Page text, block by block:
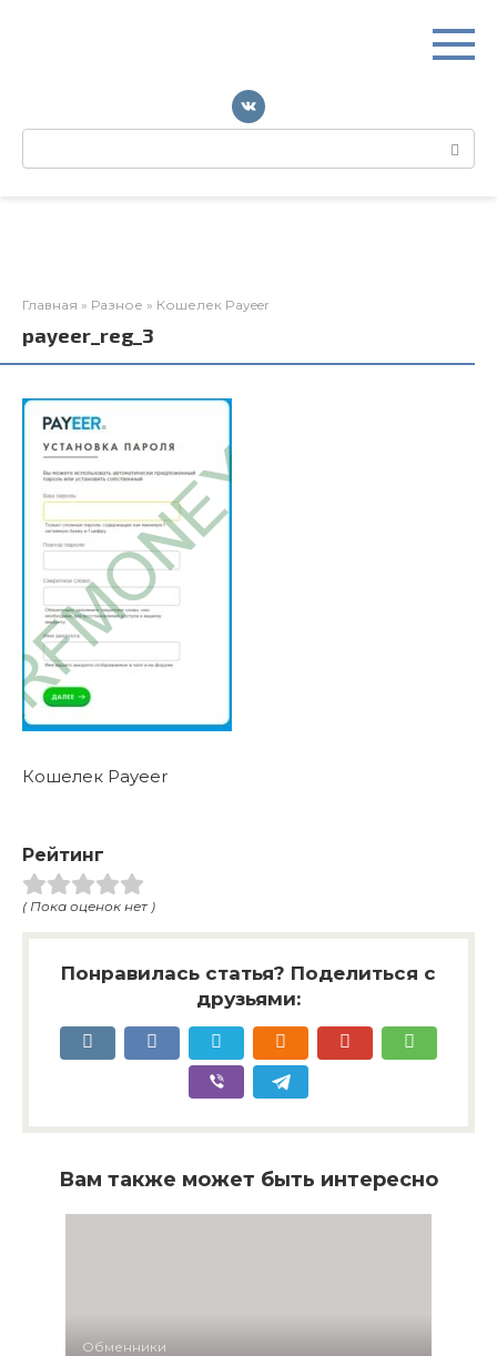
Поиск:
Главная » Разное » Кошелек Payeer
payeer_reg_3
Кошелек Payeer
Рейтинг
( Пока оценок нет )
Понравилась статья? Поделиться с
друзьями:
Вам также может быть интересно
Обменники